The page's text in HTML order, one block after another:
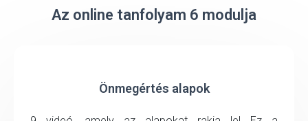
Az online tanfolyam 6 modulja
Önmegértés alapok